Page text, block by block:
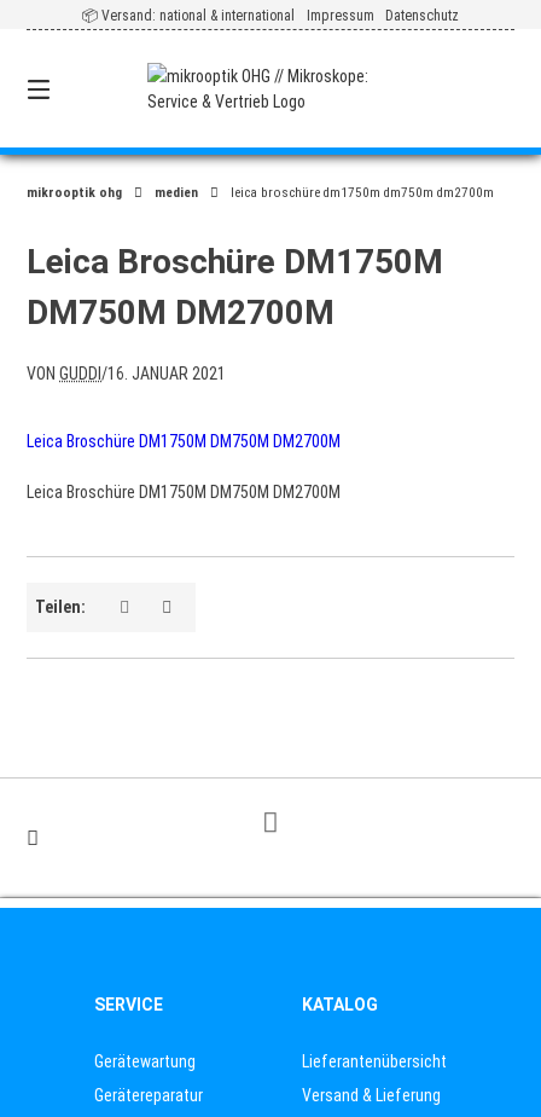
zum
📦 Versand: national & international Impressum Datenschutz
mikrooptik ohg medien leica broschüre dm1750m dm750m dm2700m
Leica Broschüre DM1750M
DM750M DM2700M
VONGUDDI/16. JANUAR 2021
Leica Broschüre DM1750M DM750M DM2700M
Leica Broschüre DM1750M DM750M DM2700M
Teilen:
SERVICE
Gerätewartung
Gerätereparatur
KATALOG
Lieferantenübersicht
Versand & Lieferung